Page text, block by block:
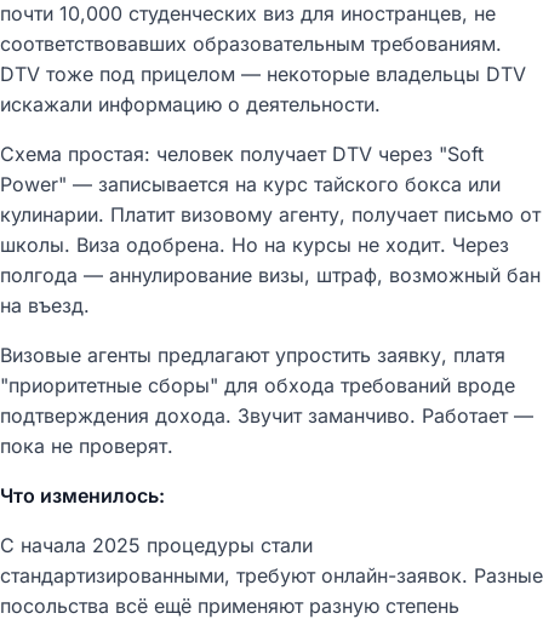
почти 10,000 студенческих виз для иностранцев, не
соответствовавших образовательным требованиям.
DTV тоже под прицелом — некоторые владельцы DTV
искажали информацию о деятельности.
Схема простая: человек получает DTV через "Soft
Power" — записывается на курс тайского бокса или
кулинарии. Платит визовому агенту, получает письмо от
школы. Виза одобрена. Но на курсы не ходит. Через
полгода — аннулирование визы, штраф, возможный бан
на въезд.
Визовые агенты предлагают упростить заявку, платя
"приоритетные сборы" для обхода требований вроде
подтверждения дохода. Звучит заманчиво. Работает —
пока не проверят.
Что изменилось:
С начала 2025 процедуры стали
стандартизированными, требуют онлайн-заявок. Разные
посольства всё ещё применяют разную степень